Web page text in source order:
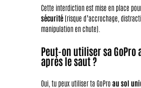
Cette interdiction est mise en place
sécurité(risque d’accrochage,
manipulation en chute).
Peut-on utiliser sa GoPro
après le saut ?
Oui, tu peux utiliser ta GoPro au sol